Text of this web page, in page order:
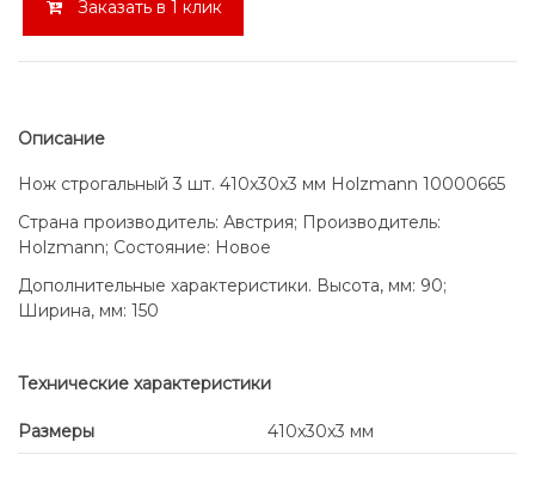
Заказать в 1 клик
Описание
Нож строгальный 3 шт. 410x30x3 мм Holzmann 10000665
Страна производитель: Австрия; Производитель:
Holzmann; Состояние: Новое
Дополнительные характеристики. Высота, мм: 90;
Ширина, мм: 150
Технические характеристики
Размеры 410x30x3 мм